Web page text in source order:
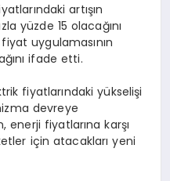
artışın
yüzde 15 olacağını
uygulamasının
ifade etti.
fiyatlarındaki yükselişi
devreye
enerji fiyatlarına karşı
için atacakları yeni